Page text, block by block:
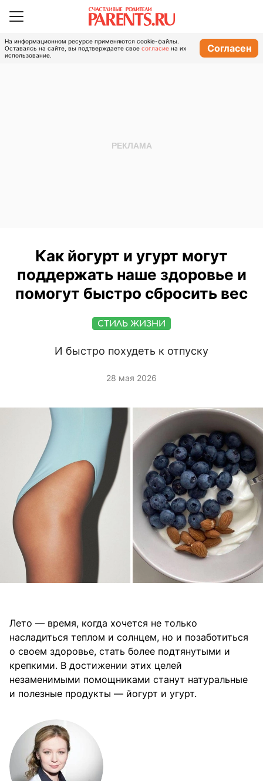
На информационном ресурсе применяются cookie-файлы.
Оставаясь на сайте, вы подтверждаете свое согласие на их
использование.
Согласен
Как йогурт и угурт могут
поддержать наше здоровье и
помогут быстро сбросить вес
СТИЛЬ ЖИЗНИ
И быстро похудеть к отпуску
28 мая 2026
Лето — время, когда хочется не только
насладиться теплом и солнцем, но и позаботиться
о своем здоровье, стать более подтянутыми и
крепкими. В достижении этих целей
незаменимыми помощниками станут натуральные
и полезные продукты — йогурт и угурт.